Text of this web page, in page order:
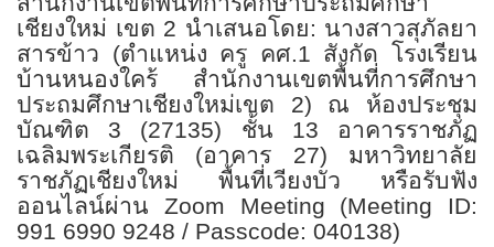
เชียงใหม่ เขต 2 นำเสนอโดย: นางสาวสุภัลยา
สารข้าว (ตำแหน่ง ครู คศ.1 สังกัด โรงเรียน
บ้านหนองใคร้ สำนักงานเขตพื้นที่การศึกษา
ประถมศึกษาเชียงใหม่เขต 2) ณ ห้องประชุม
บัณฑิต 3 (27135) ชั้น 13 อาคารราชภัฏ
เฉลิมพระเกียรติ (อาคาร 27) มหาวิทยาลัย
ราชภัฏเชียงใหม่ พื้นที่เวียงบัว หรือรับฟัง
ออนไลน์ผ่าน Zoom Meeting (Meeting ID:
991 6990 9248 / Passcode: 040138)